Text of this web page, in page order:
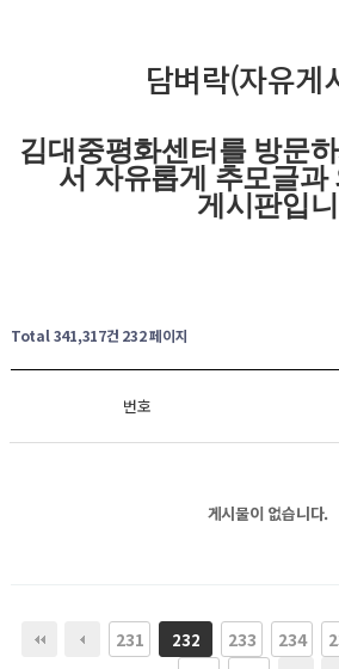
담벼락(자유게
김대중평화센터를 방문
서 자유롭게 추모글과
게시판입
Total 341,317건 232 페이지
번호
게시물이 없습니다.
231 232 233 234